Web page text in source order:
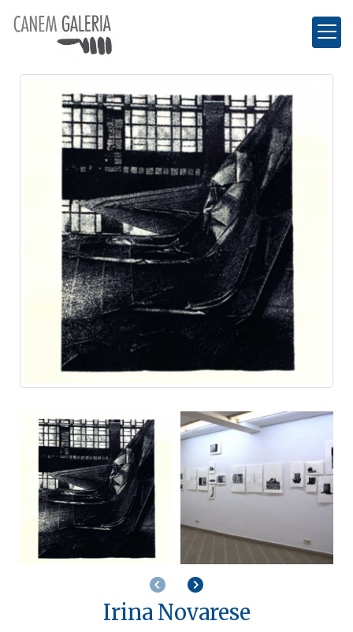
AnteriorSegüent
Irina Novarese